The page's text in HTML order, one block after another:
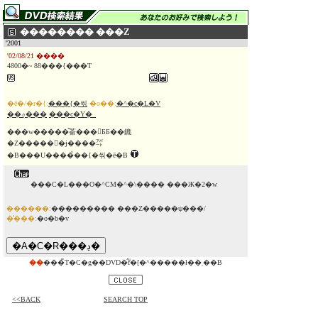
�������� ���Z
'2001
'02/08/21 ����
4800�~ 88���{���T
�ē�/�r�{:���{�씪 �o��:�^�c�L�V
��؋��� ���c�Y�_
���w�����̎菕���𐶋ƂƂ��鏕
�Z�����􂷂�ɉ����㌀
�B���U����̉��{�씪�ē�B
���C�L���O�^CM�^�\���� ���Ж�2�w
������:��������� ���Z�����ψ���/
�̔���:�o�b�v
�� ���̃T�C�g��DVD�̂݃f�[�^�����ł��܂��B
<<BACK SEARCH TOP